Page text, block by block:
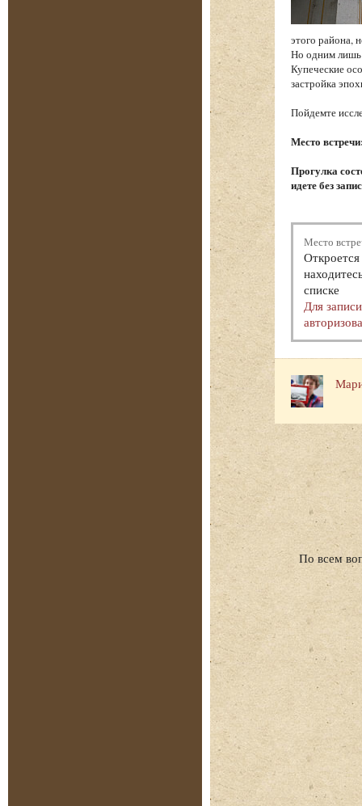
этого района,
Но одним лишь
Купеческие
застройка
Пойдемте
Место
Прогулка
идете без
Место
списке
Для
По всем